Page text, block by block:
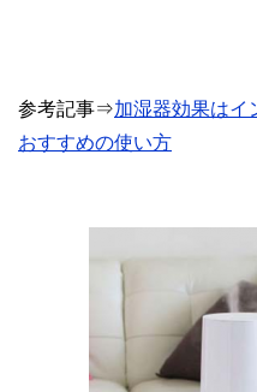
参考記事⇒加湿器効果はイ
おすすめの使い方